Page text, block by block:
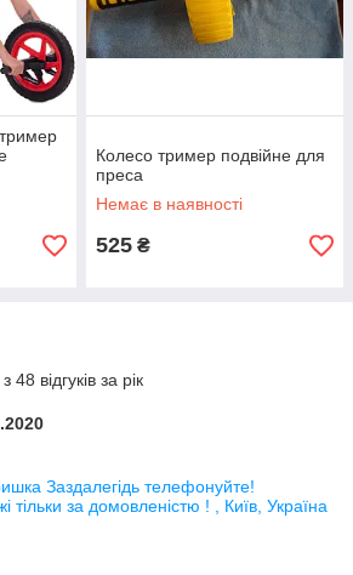
Колесо тример подвійне для
преса
Немає в наявності
525 ₴
відгуків за рік
Заздалегiдь телефонуйте!
тiльки за домовленістю ! , Київ, Україна